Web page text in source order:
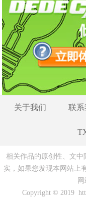
关于我们 联系
相关作品的原创性、文
实，如果您发现本网站上
Copyright © 2019